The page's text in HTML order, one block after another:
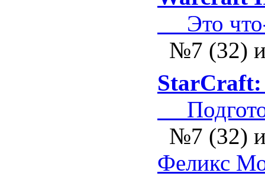
Это что-
№7 (32)
№7 (32)
Феликс